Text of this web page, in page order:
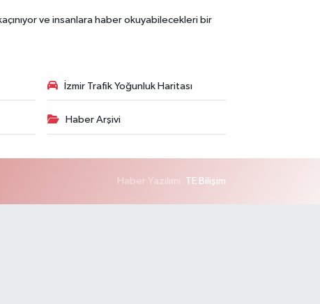
ve insanlara haber okuyabilecekleri bir
İzmir Trafik Yoğunluk Haritası
Haber Arşivi
Haber Yazılımı: TE Bilişim